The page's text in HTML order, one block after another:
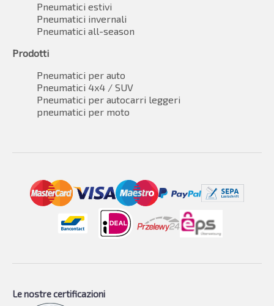
Pneumatici estivi
Pneumatici invernali
Pneumatici all-season
Prodotti
Pneumatici per auto
Pneumatici 4x4 / SUV
Pneumatici per autocarri leggeri
pneumatici per moto
Le nostre certificazioni